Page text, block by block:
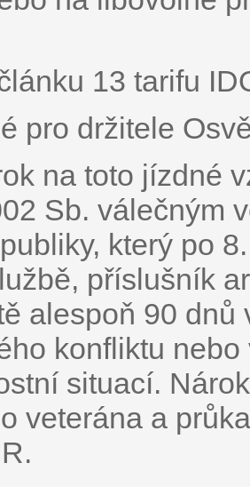
13 tarifu
pro držitele
na toto jízdné
Sb. válečným
který po
příslušník
alespoň 90
konfliktu
situací.
veterána a